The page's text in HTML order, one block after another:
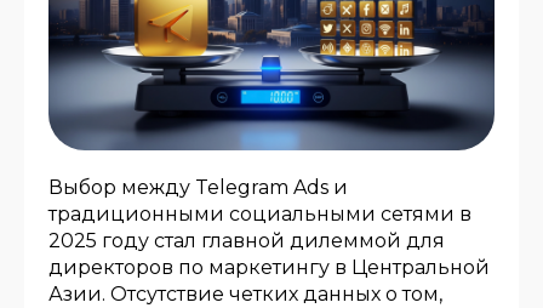
Выбор между Telegram Ads и
традиционными социальными сетями в
2025 году стал главной дилеммой для
директоров по маркетингу в Центральной
Азии. Отсутствие четких данных о том,